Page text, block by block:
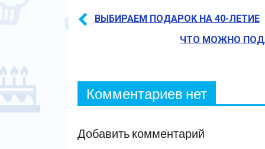
ВЫБИРАЕМ ПОДАРОК НА 40-ЛЕТИЕ
ЧТО МОЖНО
Комментариев нет
Добавить комментарий